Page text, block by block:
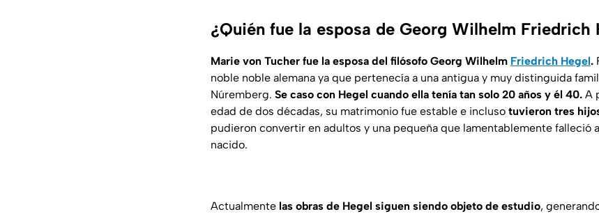
¿Quién fue la esposa de Georg Wilhelm Friedrich
Marie von Tucher fue la esposa del filósofo Georg Wilhelm Friedrich Hegel.
noble noble alemana ya que pertenecía a una antigua y muy distinguida
Núremberg. Se caso con Hegel cuando ella tenía tan solo 20 años y él 40. A
edad de dos décadas, su matrimonio fue estable e incluso tuvieron tres
pudieron convertir en adultos y una pequeña que lamentablemente falleció
nacido.
Actualmente las obras de Hegel siguen siendo objeto de estudio,